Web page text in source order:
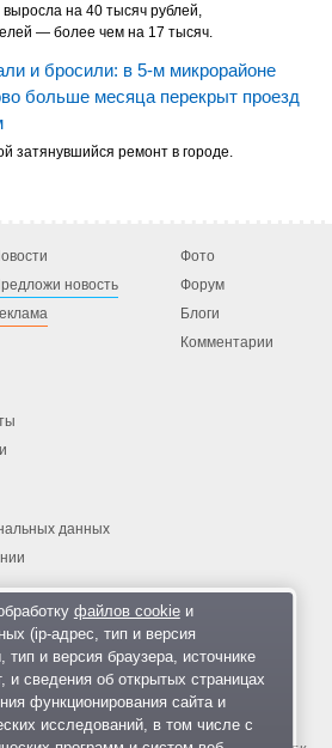
на 40 тысяч рублей,
— более чем на 17 тысяч.
и бросили: в 5-м микрорайоне
больше месяца перекрыт проезд
затянувшийся ремонт в городе.
новость
Фото
Форум
Блоги
Комментарии
данных
применяются рекомендательные
в Одинцово
файлов cookieи
(ip-адрес, тип и версия
тип и версия браузера, источнике
и сведения об открытых страницах
функционирования сайта и
исследований, в том числе с